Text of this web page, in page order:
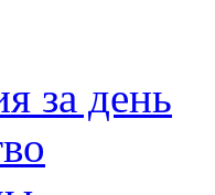
за день